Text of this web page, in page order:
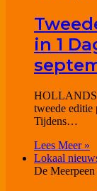
in 1
HOLLANDS
tweede editie
Tijdens…
Lees Meer »
Lokaal
De